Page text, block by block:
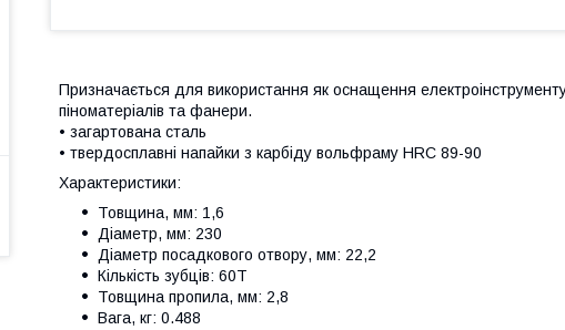
Призначається для використання як оснащення
піноматеріалів та фанери.
• загартована сталь
• твердосплавні напайки з карбіду вольфраму HRC 89-90
Характеристики:
Товщина, мм: 1,6
Діаметр, мм: 230
Діаметр посадкового отвору, мм: 22,2
Кількість зубців: 60T
Товщина пропила, мм: 2,8
Вага, кг: 0.488